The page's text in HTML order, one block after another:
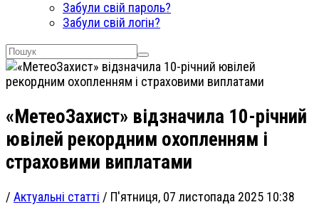
Забули свій пароль?
Забули свій логін?
«МетеоЗахист» відзначила 10-річний
ювілей рекордним охопленням і
страховими виплатами
/ Актуальні статті / П'ятниця, 07 листопада 2025 10:38